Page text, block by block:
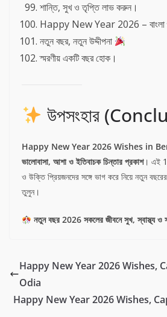
শান্তি, সুখ ও তৃপ্তি লাভ করুন।
Happy New Year 2026 – বাংলা
নতুন বছর, নতুন উদ্দীপনা
স্মরণীয় একটি বছর হোক।
উপসংহার
Happy New Year 2026 Wishes in
ভালোবাসা, আশা ও ইতিবাচক চিন্তার প্রকাশ। এই
ও উক্তি প্রিয়জনদের সঙ্গে ভাগ করে নিয়ে নতুন
তুলুন।
নতুন বছর 2026 সকলের জীবনে সুখ, স্বাস্থ্য ও
Happy New Year 2026 Wishes,
Odia
Happy New Year 2026 Wishes,